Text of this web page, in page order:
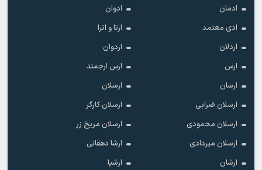
ادمان
ادوان
ادی معتمد
ارتا و اترا
اردلان
اردوان
ارس
ارس ارجمند
ارسان
ارسلان
ارسلان ضرابی
ارسلان کارگر
ارسلان محمودی
ارسلان مریخ زر
ارسلان میردادی
ارشا دهقانی
ارشان
ارشیا